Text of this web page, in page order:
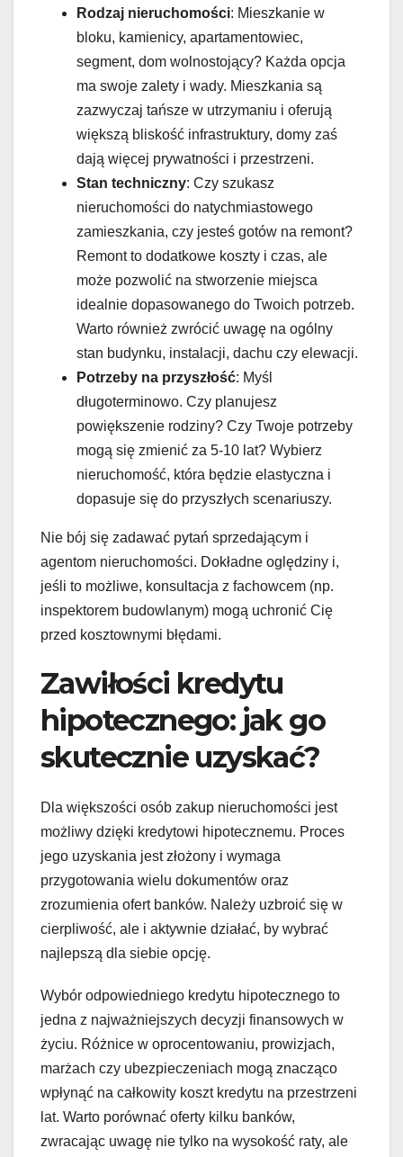
Rodzaj nieruchomości: Mieszkanie w
bloku, kamienicy, apartamentowiec,
segment, dom wolnostojący? Każda opcja
ma swoje zalety i wady. Mieszkania są
zazwyczaj tańsze w utrzymaniu i oferują
większą bliskość infrastruktury, domy zaś
dają więcej prywatności i przestrzeni.
Stan techniczny: Czy szukasz
nieruchomości do natychmiastowego
zamieszkania, czy jesteś gotów na remont?
Remont to dodatkowe koszty i czas, ale
może pozwolić na stworzenie miejsca
idealnie dopasowanego do Twoich potrzeb.
Warto również zwrócić uwagę na ogólny
stan budynku, instalacji, dachu czy elewacji.
Potrzeby na przyszłość: Myśl
długoterminowo. Czy planujesz
powiększenie rodziny? Czy Twoje potrzeby
mogą się zmienić za 5-10 lat? Wybierz
nieruchomość, która będzie elastyczna i
dopasuje się do przyszłych scenariuszy.
Nie bój się zadawać pytań sprzedającym i
agentom nieruchomości. Dokładne oględziny i,
jeśli to możliwe, konsultacja z fachowcem (np.
inspektorem budowlanym) mogą uchronić Cię
przed kosztownymi błędami.
Zawiłości kredytu
hipotecznego: jak go
skutecznie uzyskać?
Dla większości osób zakup nieruchomości jest
możliwy dzięki kredytowi hipotecznemu. Proces
jego uzyskania jest złożony i wymaga
przygotowania wielu dokumentów oraz
zrozumienia ofert banków. Należy uzbroić się w
cierpliwość, ale i aktywnie działać, by wybrać
najlepszą dla siebie opcję.
Wybór odpowiedniego kredytu hipotecznego to
jedna z najważniejszych decyzji finansowych w
życiu. Różnice w oprocentowaniu, prowizjach,
marżach czy ubezpieczeniach mogą znacząco
wpłynąć na całkowity koszt kredytu na przestrzeni
lat. Warto porównać oferty kilku banków,
zwracając uwagę nie tylko na wysokość raty, ale